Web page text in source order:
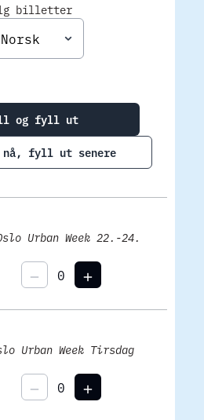
billetter
og fyll ut
fyll ut senere
Urban Week 22.-24.
Urban Week Tirsdag